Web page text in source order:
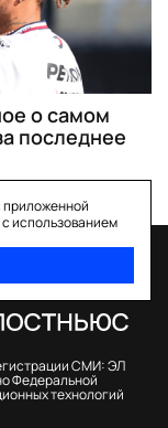
о самом
последнее
приложенной
с использованием
СМИ: ЭЛ
Федеральной
технологий